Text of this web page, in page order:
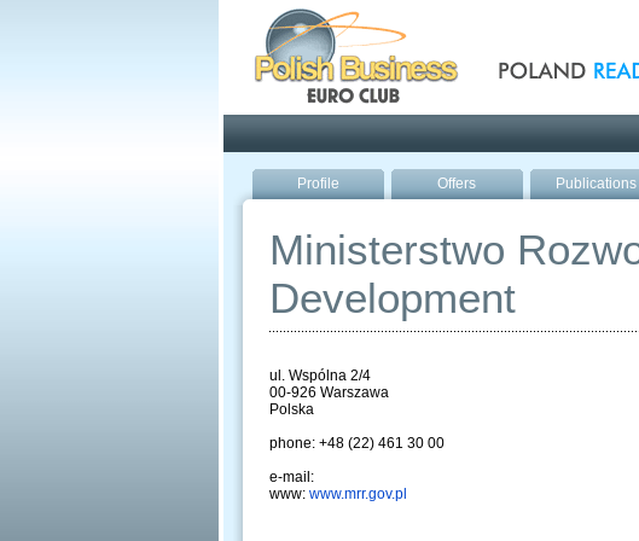
Profile Offers Publications
Ministerstwo
Development
ul. Wspólna 2/4
00-926 Warszawa
Polska
phone: +48 (22) 461 30 00
e-mail:
www: www.mrr.gov.pl